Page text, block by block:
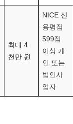
최대 4
천만 원
NICE 신
용평점
599점
이상 개
인 또는
법인사
업자